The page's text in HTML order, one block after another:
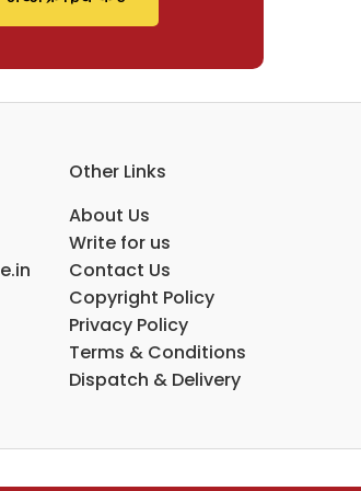
Other Links
About Us
Write for us
Contact Us
Copyright Policy
Privacy Policy
Terms & Conditions
Dispatch & Delivery